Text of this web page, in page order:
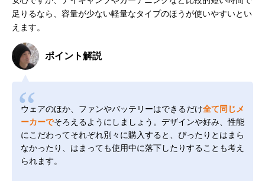
足りるなら、容量が少ない軽量なタイプのほうが使いやすいとい
えます。
ポイント解説
ウェアのほか、ファンやバッテリーはできるだけ全て同じメ
ーカーでそろえるようにしましょう。デザインや好み、性能
にこだわってそれぞれ別々に購入すると、ぴったりとはまら
なかったり、はまっても使用中に落下したりすることも考え
られます。